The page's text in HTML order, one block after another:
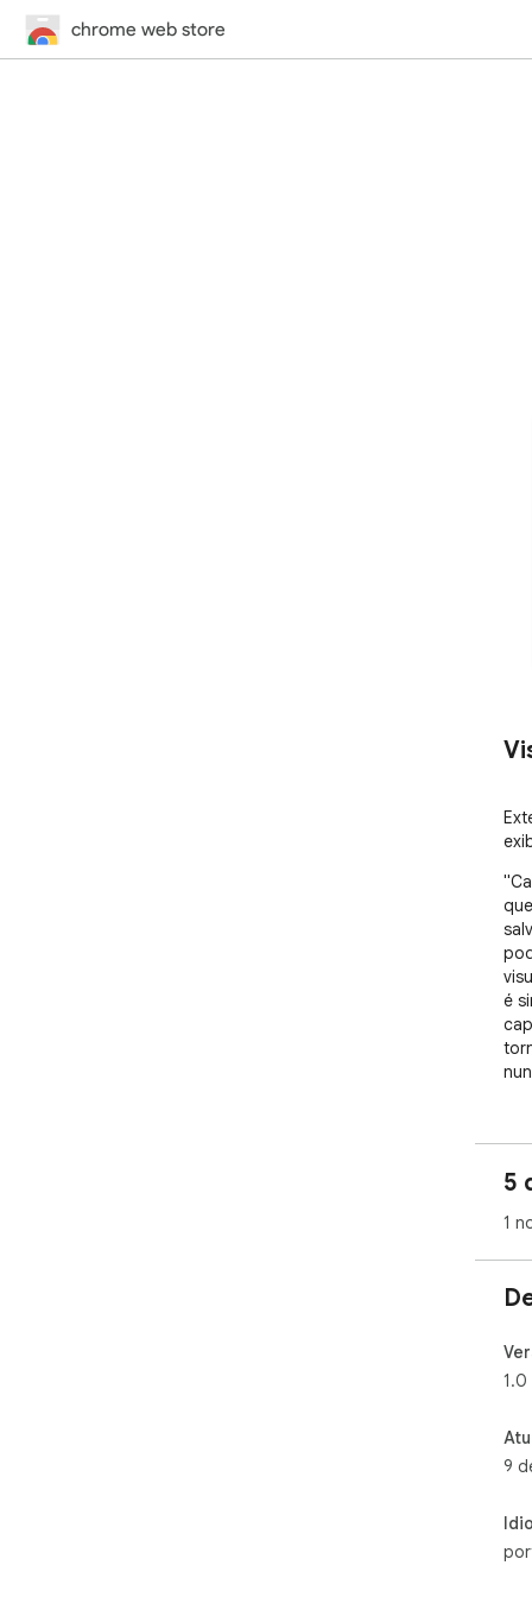
chrome web store
é
5
1
1.0
9